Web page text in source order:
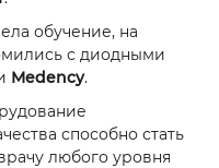
обучение, на
с диодными
Medency.
способно стать
любого уровня